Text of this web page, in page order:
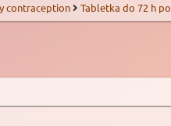
contraception Tabletka do 72 h po